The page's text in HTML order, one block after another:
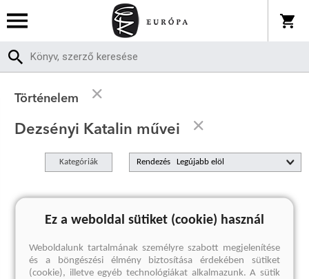
Történelem
Dezsényi Katalin művei
Kategóriák Rendezés
A keresett kifejezésre nincs találat
Ez a weboldal sütiket (cookie) használ
Weboldalunk tartalmának személyre szabott megjelenítése
és a böngészési élmény biztosítása érdekében sütiket
(cookie), illetve egyéb technológiákat alkalmazunk. A sütik